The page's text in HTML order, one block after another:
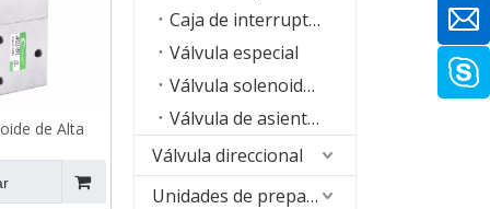
de Alta
Caja de interruptores de límite
Válvula especial
Válvula solenoide de alta frecuencia
Válvula de asiento de ángulo
Válvula direccional
Unidades de preparación de aire (FRL)